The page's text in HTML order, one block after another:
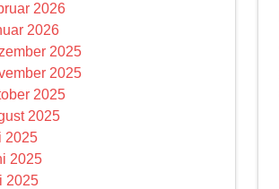
2026
2026
2025
2025
2025
2025
2025
2025
2025